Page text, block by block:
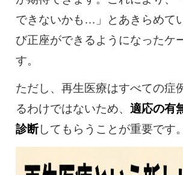
できないかも…」とあきらめて
び正座ができるようになったケ
す。
ただし、再生医療はすべての症
るわけではないため、 適応の有
診断してもらうことが重要です。